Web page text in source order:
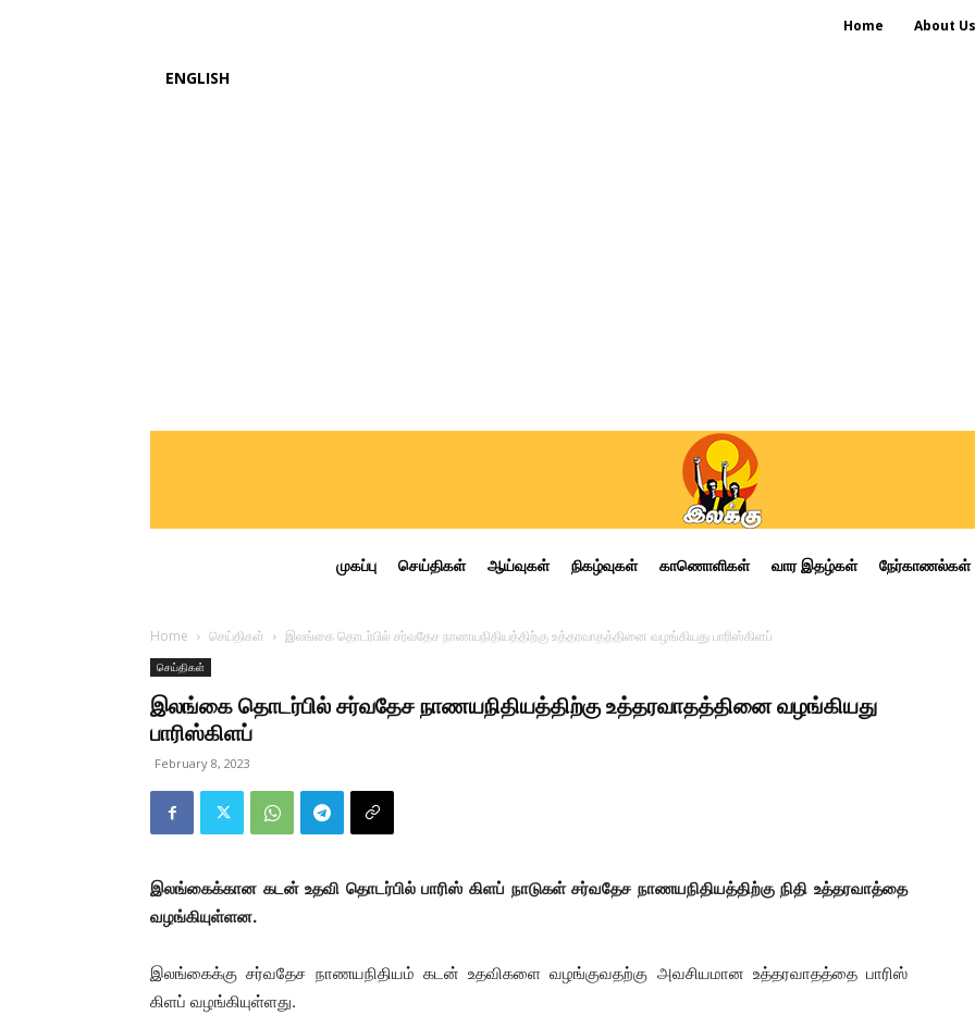
Home About Us
ENGLISH
முகப்பு செய்திகள் ஆய்வுகள் நிகழ்வுகள் காணொளிகள் வார இதழ்கள் நேர்காணல்கள்
Home செய்திகள் இலங்கை தொடர்பில் சர்வதேச நாணயநிதியத்திற்கு உத்தரவாதத்தினை வழங்கியது பாரிஸ்கிளப்
செய்திகள்
இலங்கை தொடர்பில் சர்வதேச நாணயநிதியத்திற்கு உத்தரவாதத்தினை வழங்கியது
பாரிஸ்கிளப்
February 8, 2023
இலங்கைக்கான கடன் உதவி தொடர்பில் பாரிஸ் கிளப் நாடுகள் சர்வதேச நாணயநிதியத்திற்கு நிதி உத்தரவாத்தை
வழங்கியுள்ளன.
இலங்கைக்கு சர்வதேச நாணயநிதியம் கடன் உதவிகளை வழங்குவதற்கு அவசியமான உத்தரவாதத்தை பாரிஸ்
கிளப் வழங்கியுள்ளது.